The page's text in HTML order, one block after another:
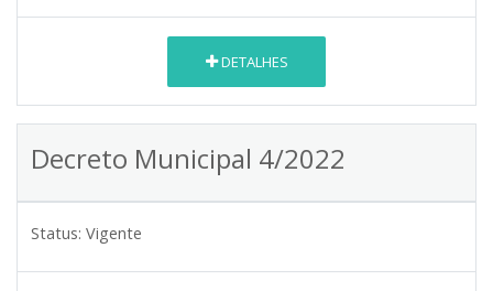
DETALHES
Decreto Municipal 4/2022
Status: Vigente